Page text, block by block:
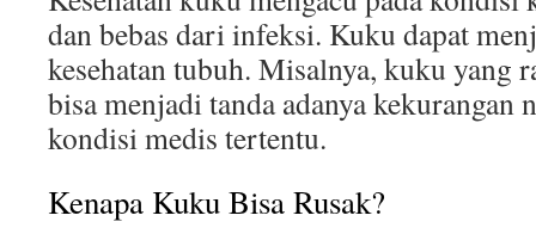
dan bebas dari infeksi. Kuku dapat
kesehatan tubuh. Misalnya, kuku yang
bisa menjadi tanda adanya kekurangan
kondisi medis tertentu.
Kenapa Kuku Bisa Rusak?